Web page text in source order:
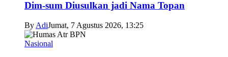
Dim-sum Diusulkan jadi Nama Topan
By AdiJumat, 7 Agustus 2026, 13:25
Nasional